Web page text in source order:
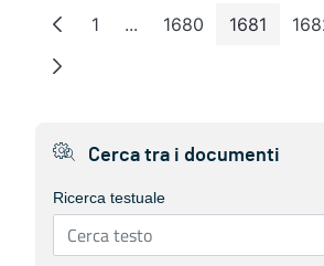
Pagina
1 ...Pagine intermedie
Pagina
1680 Pagina
1681
Cerca tra i documenti
Ricerca testuale